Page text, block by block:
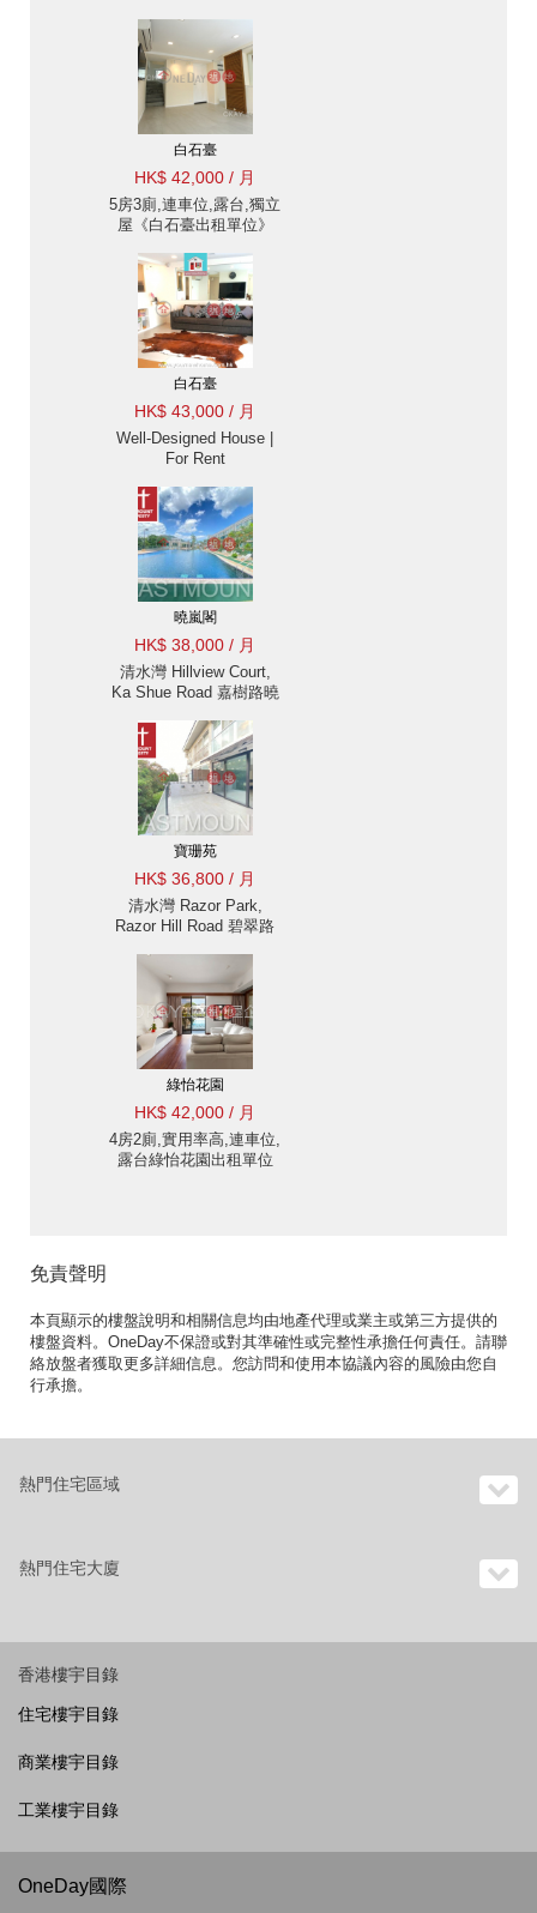
白石臺
HK$ 42,000 / 月
5房3廁,連車位,露台,獨立
屋《白石臺出租單位》
白石臺
HK$ 43,000 / 月
Well-Designed House |
For Rent
曉嵐閣
HK$ 38,000 / 月
清水灣 Hillview Court,
Ka Shue Road 嘉樹路曉
置方便, 連1車位 出租單
位
寶珊苑
HK$ 36,800 / 月
清水灣 Razor Park,
Razor Hill Road 碧翠路
便, 大平台 出租單位
綠怡花園
HK$ 42,000 / 月
4房2廁,實用率高,連車位,
露台綠怡花園出租單位
免責聲明
本頁顯示的樓盤說明和相關信息均由地產代理或業主或第三方提供的
樓盤資料。OneDay不保證或對其準確性或完整性承擔任何責任。請聯
絡放盤者獲取更多詳細信息。您訪問和使用本協議內容的風險由您自
行承擔。
熱門住宅區域
熱門住宅大廈
香港樓宇目錄
住宅樓宇目錄
商業樓宇目錄
工業樓宇目錄
OneDay國際